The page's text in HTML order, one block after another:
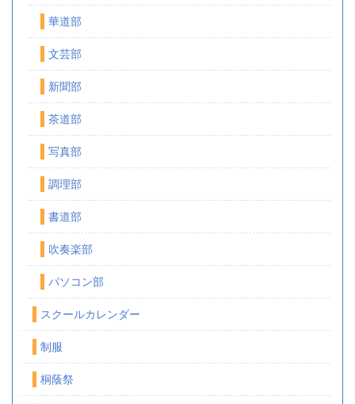
華道部
文芸部
新聞部
茶道部
写真部
調理部
書道部
吹奏楽部
パソコン部
スクールカレンダー
制服
桐蔭祭